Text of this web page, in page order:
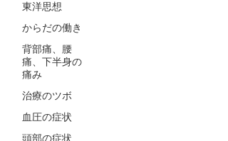
東洋思想
からだの働き
背部痛、腰
痛、下半身の
痛み
治療のツボ
血圧の症状
頭部の症状